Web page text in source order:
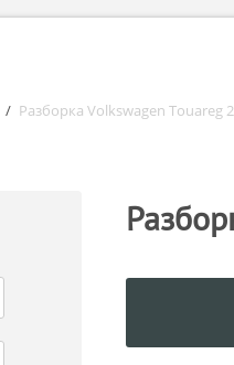
Разборка Volkswagen Touareg